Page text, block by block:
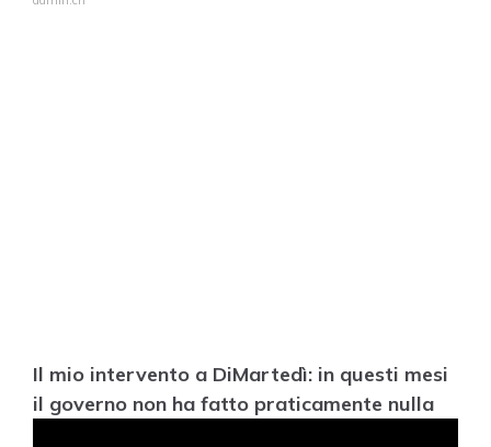
Il mio intervento a DiMartedì: in questi mesi
il governo non ha fatto praticamente nulla